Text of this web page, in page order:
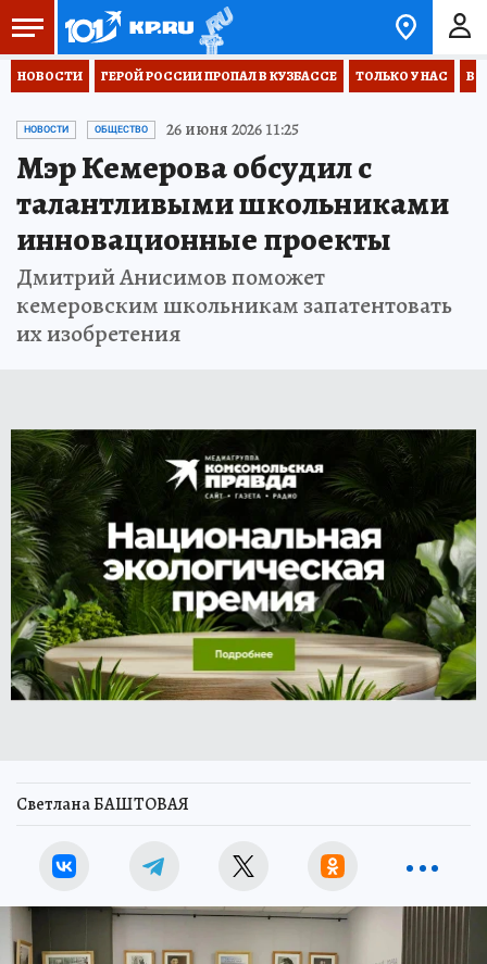
НОВОСТИ ГЕРОЙ РОССИИ ПРОПАЛ В КУЗБАССЕ ТОЛЬКО У НАС
НОВОСТИ ОБЩЕСТВО 26 июня 2026 11:25
Мэр Кемерова обсудил с
талантливыми школьниками
инновационные проекты
Дмитрий Анисимов поможет
кемеровским школьникам запатентовать
их изобретения
Светлана БАШТОВАЯ